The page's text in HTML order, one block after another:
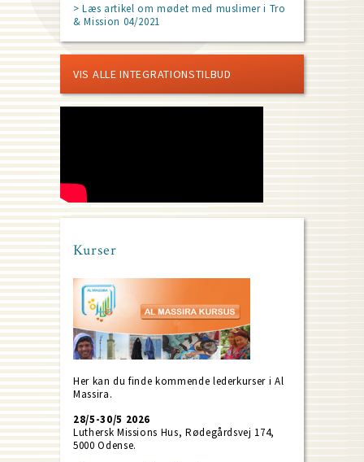
> Læs artikel om mødet med muslimer i Tro
& Mission 04/2021
VIS ALLE INTEGRATIONSTILBUD
Kurser
Her kan du finde kommende lederkurser i Al
Massira.
28/5-30/5 2026
Luthersk Missions Hus, Rødegårdsvej 174,
5000 Odense.